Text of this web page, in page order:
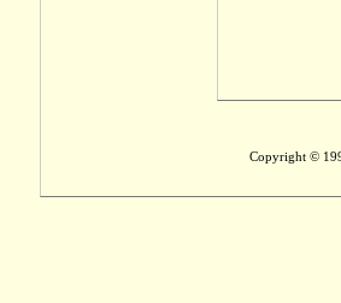
Copyright ©